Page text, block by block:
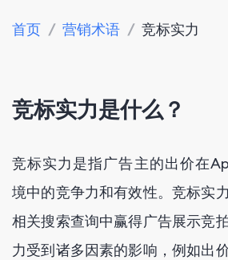
首页 / 营销术语 / 竞标实力
竞标实力是什么？
竞标实力是指广告主的出价在
境中的竞争力和有效性。竞标实
相关搜索查询中赢得广告展示竞
力受到诸多因素的影响，例如出